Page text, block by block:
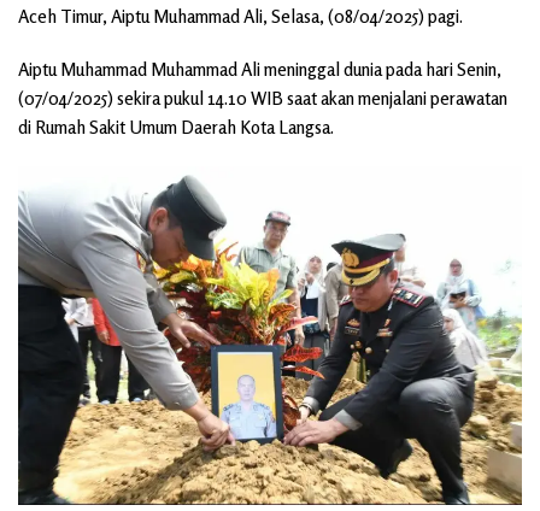
Aceh Timur, Aiptu Muhammad Ali, Selasa, (08/04/2025) pagi.
Aiptu Muhammad Muhammad Ali meninggal dunia pada hari Senin,
(07/04/2025) sekira pukul 14.10 WIB saat akan menjalani perawatan
di Rumah Sakit Umum Daerah Kota Langsa.